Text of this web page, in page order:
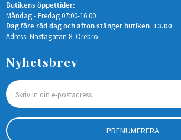
Butikens öppettider:
Måndag - Fredag 07:00-16:00
Dag före röd dag och afton stänger butiken 13.00
Adress: Nastagatan 8 Örebro
Nyhetsbrev
PRENUMERERA